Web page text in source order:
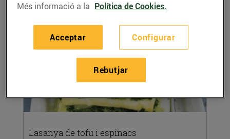
Lasanya de tofu i espinacs
Més informació a la Política de Cookies.
Configurar
Rebutjar
Acceptar